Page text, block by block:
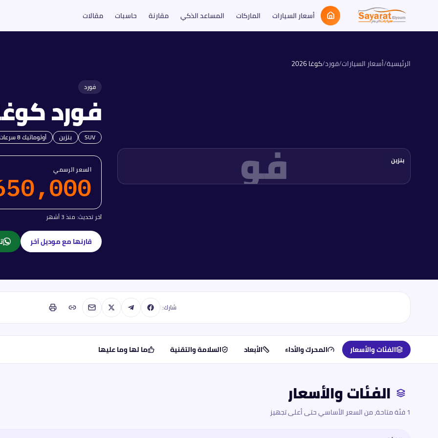
أسعار السيارات الماركات المساعد الذكي مقارنة حاسبات مقالات
الرئيسية/أسعار السيارات/فورد/كوغا2026
بنزين فو
فورد
فورد
SUV بنزين أوتوماتيك 8 سرعات
السعر الرسمي
آخر تحديث:منذ 3 أشهر
قارنها مع موديل آخر
شارك:
الفئات والأسعار المحرك والأداء الأبعاد السلامة والتقنية ما لها وما عليها
الفئات والأسعار
1 فئة متاحة، من السعر الأساسي حتى أعلى تجهيز